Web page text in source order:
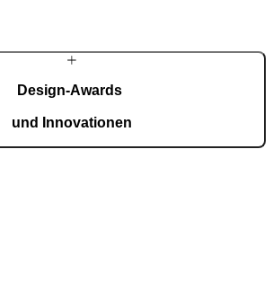
Design-Awards
und Innovationen